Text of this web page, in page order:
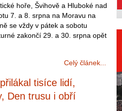
hoře, Švihově a Hluboké nad
7. a 8. srpna na Moravu na
se vždy v pátek a sobotu
zakončí 29. a 30. srpna opět
Celý článek...
tisíce lidí,
Den trusu i obří